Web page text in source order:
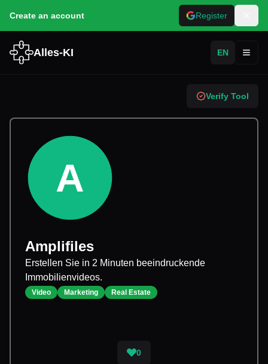
Create an account Register
Alles-KI EN
Verify Tool
A
Amplifiles
Erstellen Sie in 2 Minuten beeindruckende
Immobilienvideos.
Video Marketing Real Estate
0